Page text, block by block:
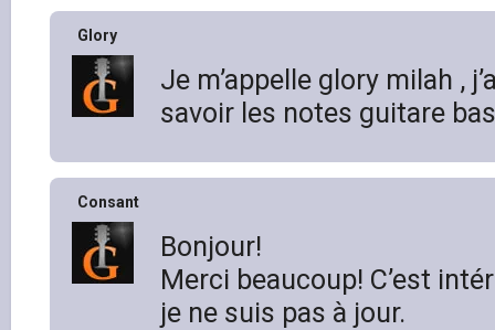
Glory
Je m’appelle glory milah ,
savoir les notes guitare
Consant
Bonjour!
Merci beaucoup! C’est
je ne suis pas à jour.